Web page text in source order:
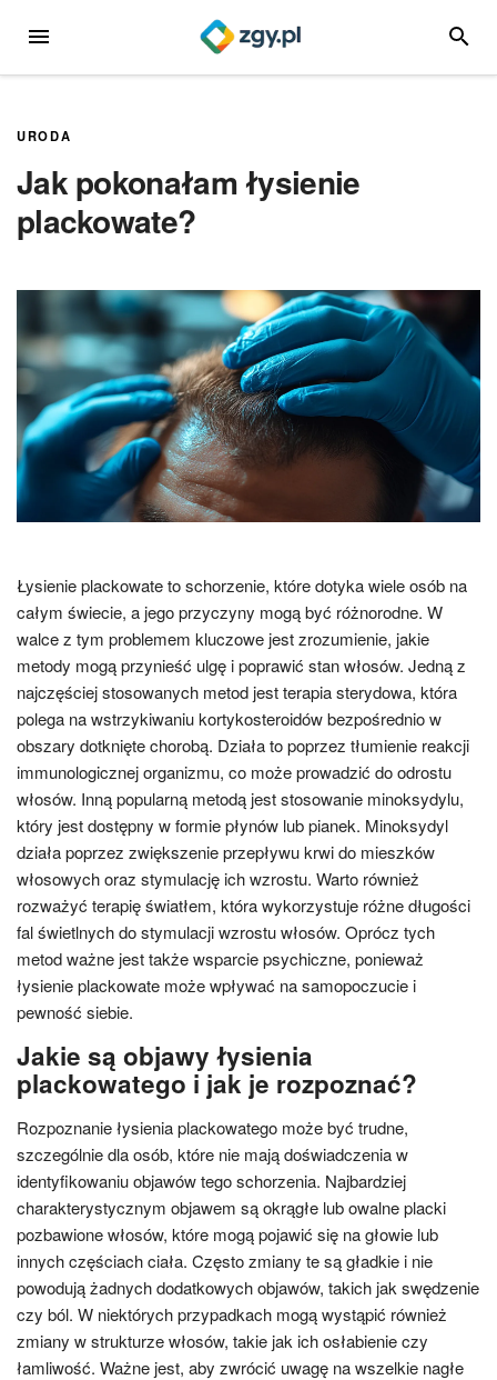
MENU
URODA
Jak pokonałam łysienie
plackowate?
Łysienie plackowate to schorzenie, które dotyka wiele osób na
całym świecie, a jego przyczyny mogą być różnorodne. W
walce z tym problemem kluczowe jest zrozumienie, jakie
metody mogą przynieść ulgę i poprawić stan włosów. Jedną z
najczęściej stosowanych metod jest terapia sterydowa, która
polega na wstrzykiwaniu kortykosteroidów bezpośrednio w
obszary dotknięte chorobą. Działa to poprzez tłumienie reakcji
immunologicznej organizmu, co może prowadzić do odrostu
włosów. Inną popularną metodą jest stosowanie minoksydylu,
który jest dostępny w formie płynów lub pianek. Minoksydyl
działa poprzez zwiększenie przepływu krwi do mieszków
włosowych oraz stymulację ich wzrostu. Warto również
rozważyć terapię światłem, która wykorzystuje różne długości
fal świetlnych do stymulacji wzrostu włosów. Oprócz tych
metod ważne jest także wsparcie psychiczne, ponieważ
łysienie plackowate może wpływać na samopoczucie i
pewność siebie.
Jakie są objawy łysienia
plackowatego i jak je rozpoznać?
Rozpoznanie łysienia plackowatego może być trudne,
szczególnie dla osób, które nie mają doświadczenia w
identyfikowaniu objawów tego schorzenia. Najbardziej
charakterystycznym objawem są okrągłe lub owalne placki
pozbawione włosów, które mogą pojawić się na głowie lub
innych częściach ciała. Często zmiany te są gładkie i nie
powodują żadnych dodatkowych objawów, takich jak swędzenie
czy ból. W niektórych przypadkach mogą wystąpić również
zmiany w strukturze włosów, takie jak ich osłabienie czy
łamliwość. Ważne jest, aby zwrócić uwagę na wszelkie nagłe